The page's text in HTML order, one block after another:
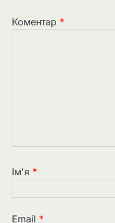
Коментар *
Ім'я *
Email *